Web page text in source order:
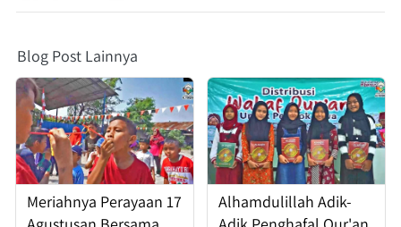
Blog Post Lainnya
Meriahnya Perayaan 17
Alhamdulillah Adik-